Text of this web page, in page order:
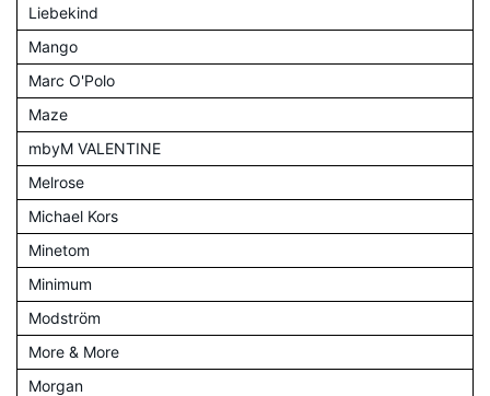
Liebekind
Mango
Marc O'Polo
Maze
mbyM VALENTINE
Melrose
Michael Kors
Minetom
Minimum
Modström
More & More
Morgan